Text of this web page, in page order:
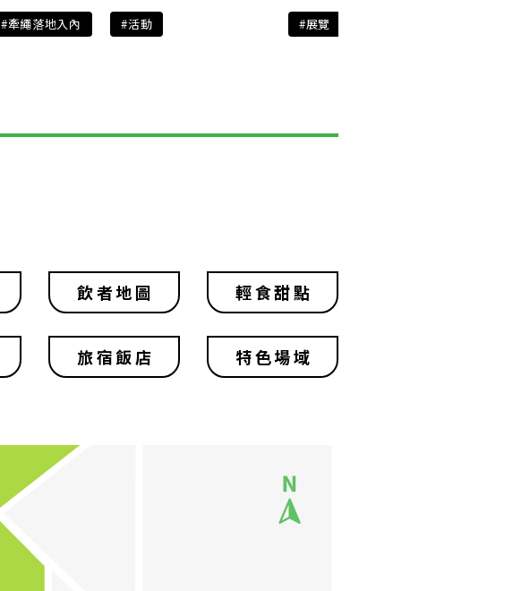
#牽繩落地入內 #活動 #展覽
飲者地圖 輕食甜點
旅宿飯店 特色場域